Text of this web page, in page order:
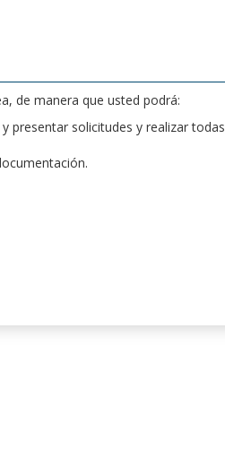
de manera que usted podrá:
presentar solicitudes y realizar todas